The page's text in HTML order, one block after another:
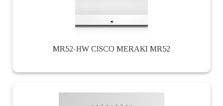
MR52-HW CISCO MERAKI MR52